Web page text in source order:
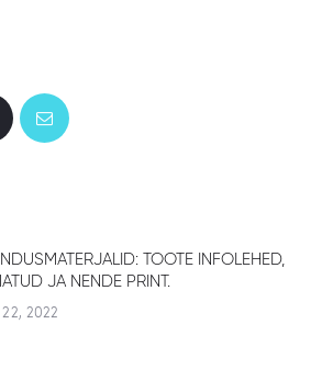
TOOTE INFOLEHED,
JA NENDE PRINT.
2022